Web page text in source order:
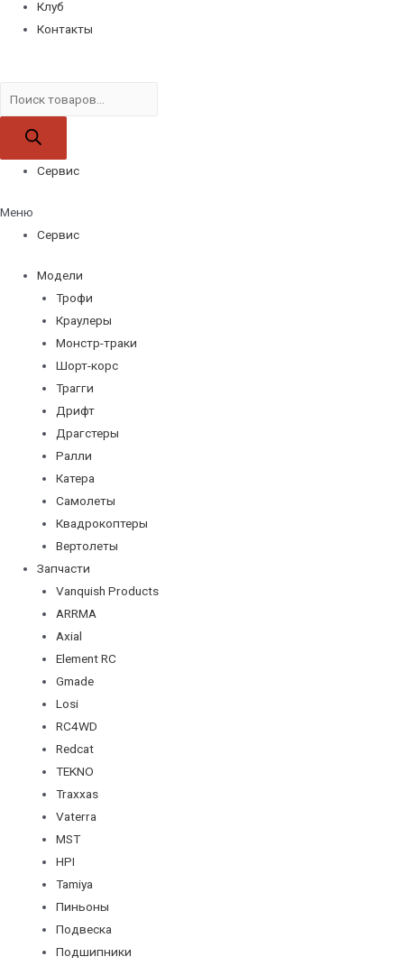
Клуб
Контакты
товаров
Сервис
Меню
Сервис
Модели
Трофи
Краулеры
Монстр-траки
Шорт-корс
Трагги
Дрифт
Драгстеры
Ралли
Катера
Самолеты
Квадрокоптеры
Вертолеты
Запчасти
Vanquish Products
ARRMA
Axial
Element RC
Gmade
Losi
RC4WD
Redcat
TEKNO
Traxxas
Vaterra
MST
HPI
Tamiya
Пиньоны
Подвеска
Подшипники